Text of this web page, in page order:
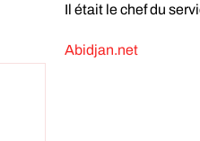
Il était le chef du
Abidjan.net